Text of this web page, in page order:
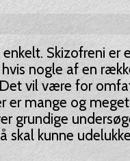
Skizofreni er
nogle af en
vil være for
er mange og
grundige
skal kunne